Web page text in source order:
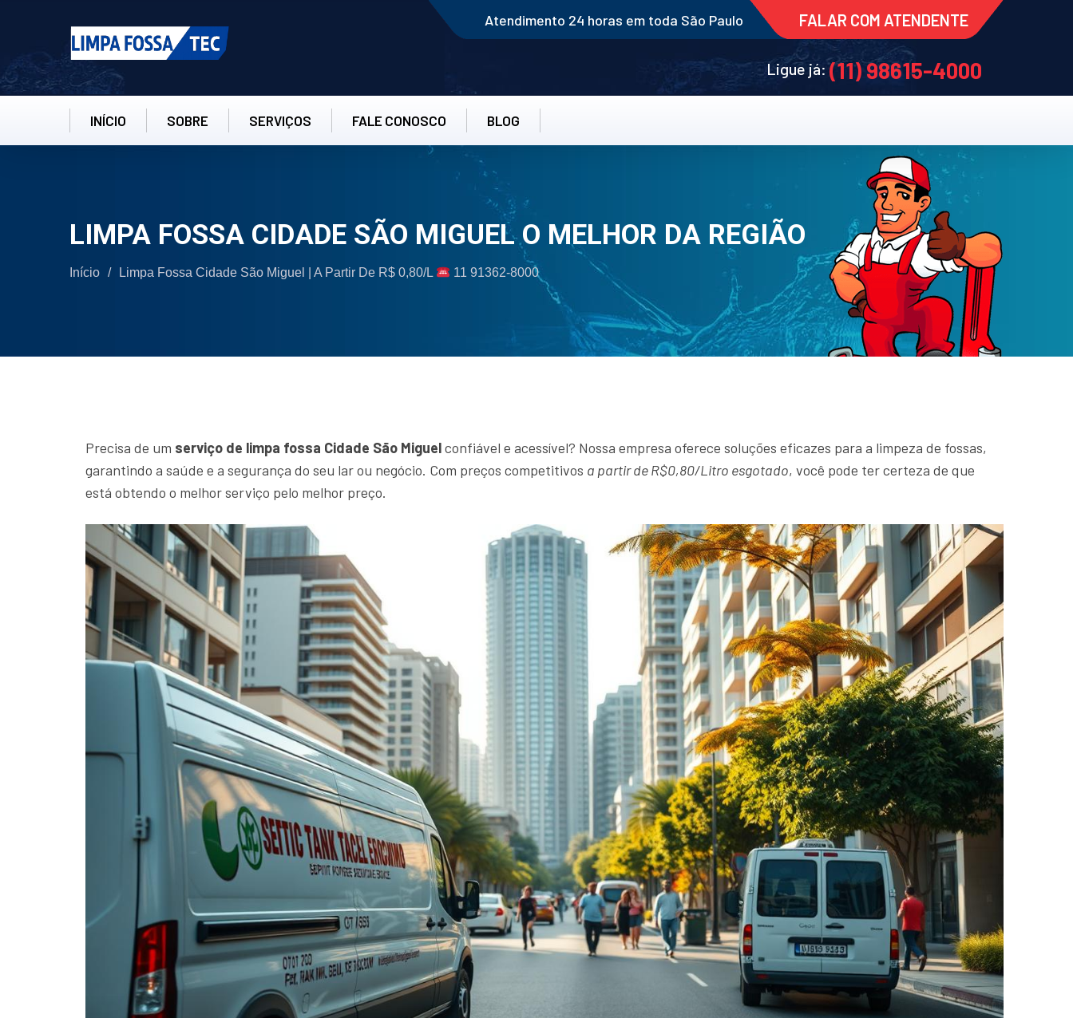
Atendimento 24 horas em toda São Paulo FALAR COM ATENDENTE
Ligue já:(11) 98615-4000
INÍCIO SOBRE SERVIÇOS FALE CONOSCO BLOG
LIMPA FOSSA CIDADE SÃO MIGUEL O MELHOR DA REGIÃO
Início / Limpa Fossa Cidade São Miguel | A Partir De R$ 0,80/L 11 91362-8000
Precisa de um serviço de limpa fossa Cidade São Miguelconfiável e acessível? Nossa empresa oferece soluções eficazes para a limpeza de fossas,
garantindo a saúde e a segurança do seu lar ou negócio. Com preços competitivos a partir de R$0,80/Litro esgotado, você pode ter certeza de que
está obtendo o melhor serviço pelo melhor preço.